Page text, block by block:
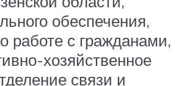
обеспечения,
работе с гражданами,
хозяйственное
связи и